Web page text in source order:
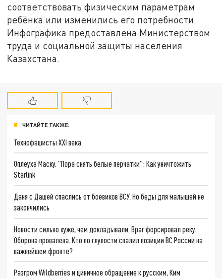
соответствовать физическим параметрам
ребёнка или изменились его потребности.
Инфографика предоставлена Министерством
труда и социальной защиты населения
Казахстана.
ЧИТАЙТЕ ТАКЖЕ:
Технофашисты XXI века
Оплеуха Маску. "Пора снять белые перчатки": Как уничтожить
Starlink
Даня с Дашей спаслись от боевиков ВСУ. Но беды для малышей не
закончились
Новости сильно хуже, чем докладывали. Враг форсировал реку.
Оборона провалена. Кто по глупости спалил позиции ВС России на
важнейшем фронте?
Разгром Wildberries и циничное обращение к русским, Ким